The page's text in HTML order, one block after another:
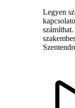
Legyen